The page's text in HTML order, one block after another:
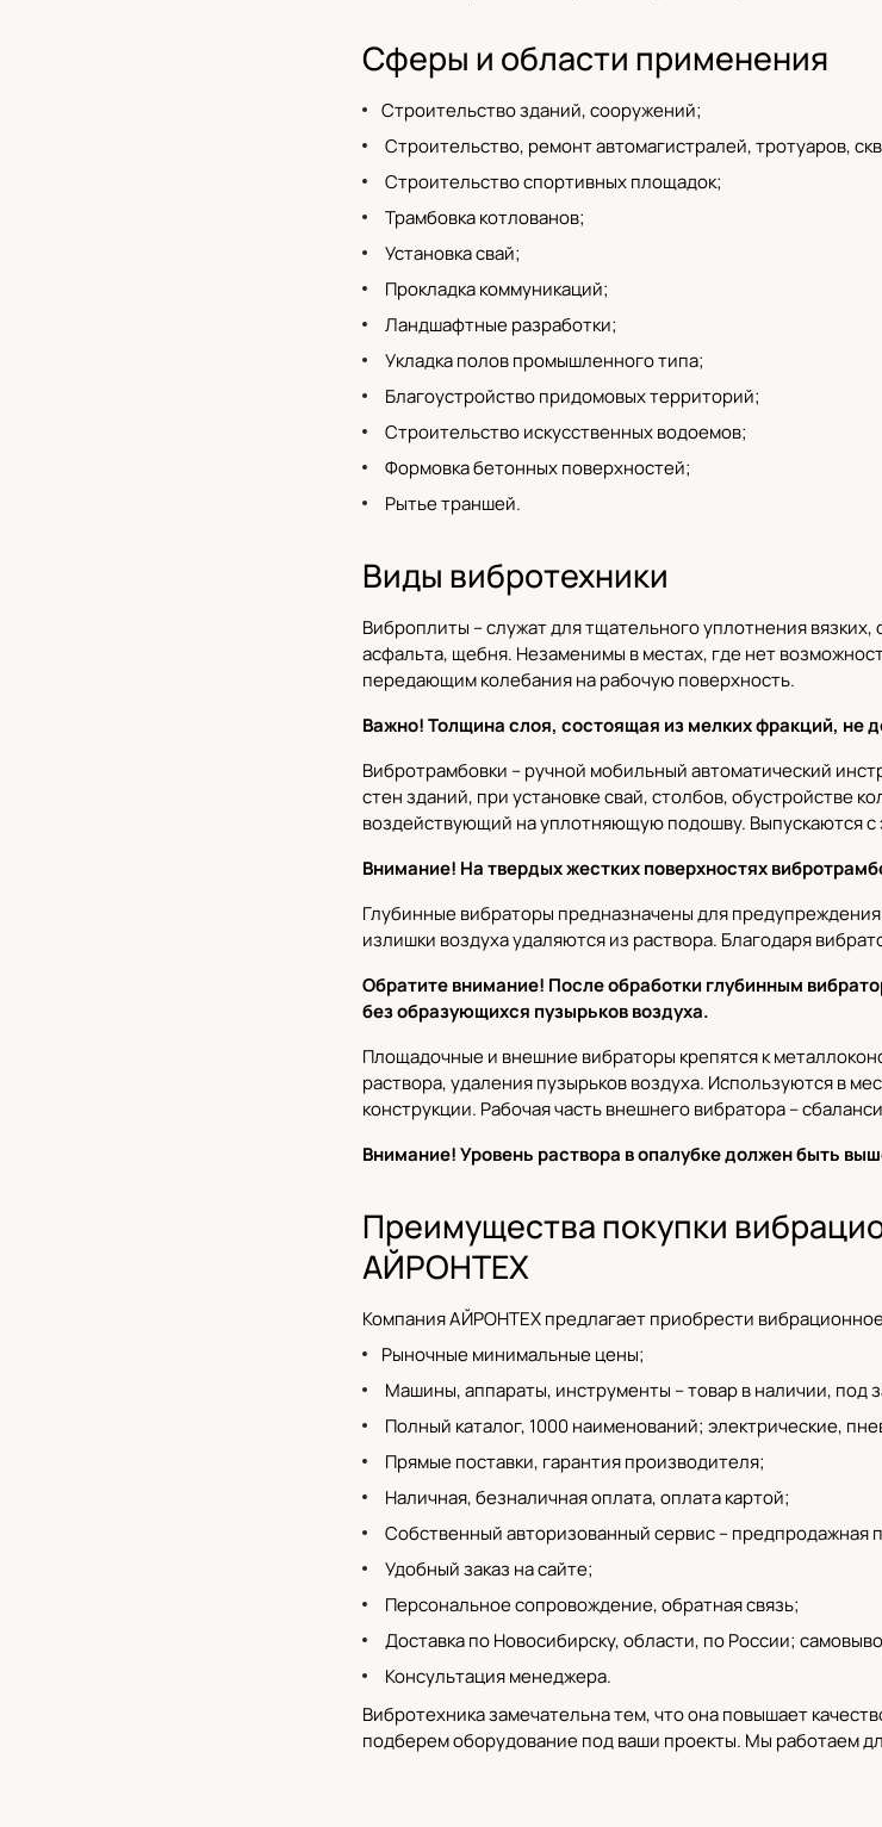
Сферы и области применения
Строительство зданий, сооружений;
Строительство, ремонт автомагистралей, тротуаров,
Строительство спортивных площадок;
Трамбовка котлованов;
Установка свай;
Прокладка коммуникаций;
Ландшафтные разработки;
Укладка полов промышленного типа;
Благоустройство придомовых территорий;
Строительство искусственных водоемов;
Формовка бетонных поверхностей;
Рытье траншей.
Виды вибротехники
Виброплиты – служат для тщательного уплотнения
асфальта, щебня. Незаменимы в местах, где нет
передающим колебания на рабочую поверхность.
Важно! Толщина слоя, состоящая из мелких фракций, не
Вибротрамбовки – ручной мобильный автоматический
стен зданий, при установке свай, столбов, обустройстве
воздействующий на уплотняющую подошву. Выпускаются
Внимание! На твердых жестких поверхностях
Глубинные вибраторы предназначены для
излишки воздуха удаляются из раствора. Благодаря
Обратите внимание! После обработки глубинным
без образующихся пузырьков воздуха.
Площадочные и внешние вибраторы крепятся к
раствора, удаления пузырьков воздуха. Используются в
конструкции. Рабочая часть внешнего вибратора –
Внимание! Уровень раствора в опалубке должен быть
Преимущества покупки
АЙРОНТЕХ
Компания АЙРОНТЕХ предлагает приобрести
Рыночные минимальные цены;
Машины, аппараты, инструменты – товар в наличии, под
Полный каталог, 1000 наименований; электрические,
Прямые поставки, гарантия производителя;
Наличная, безналичная оплата, оплата картой;
Собственныйавторизованный сервис– предпродажная
Удобный заказ на сайте;
Персональное сопровождение, обратная связь;
Доставка по Новосибирску, области, по России;
Консультация менеджера.
Вибротехника замечательна тем, что она повышает
подберем оборудование под ваши проекты. Мы работаем